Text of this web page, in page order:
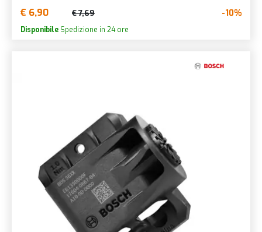
€ 6,90 € 7,69 -10%
Disponibile Spedizione in 24 ore